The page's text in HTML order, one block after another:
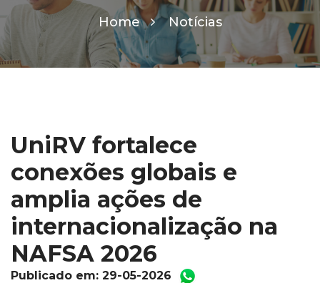
Home Notícias
UniRV fortalece
conexões globais e
amplia ações de
internacionalização na
NAFSA 2026
Publicado em: 29-05-2026